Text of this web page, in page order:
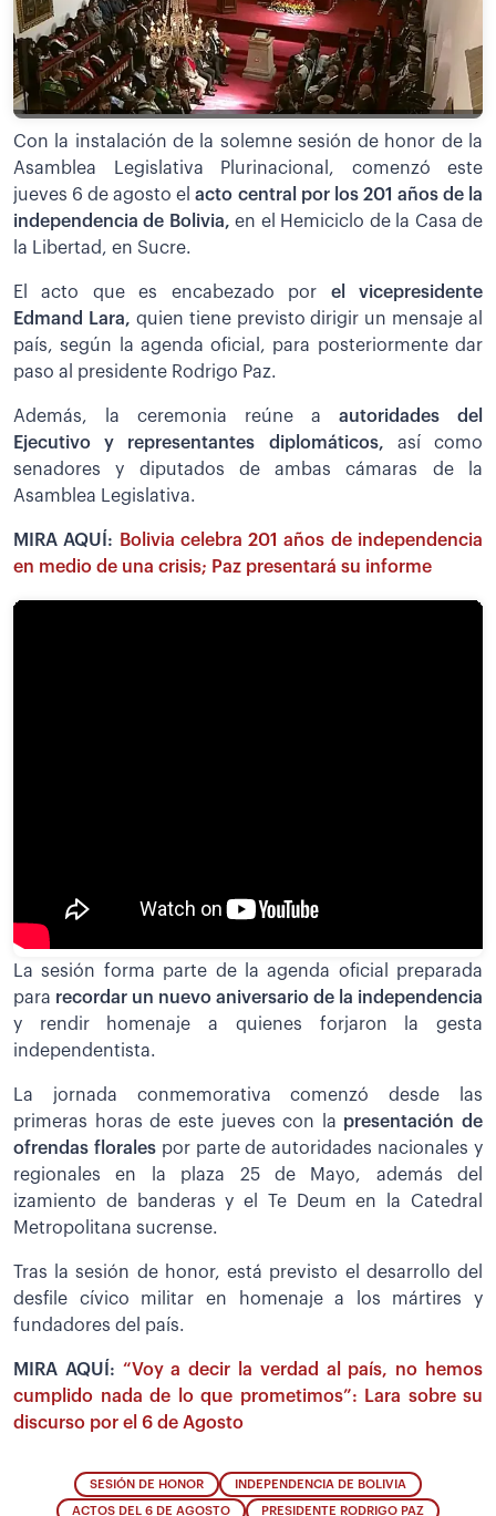
Con la instalación de la solemne sesión de honor de la
Asamblea Legislativa Plurinacional, comenzó este
jueves 6 de agosto el acto central por los 201 años de la
independencia de Bolivia,en el Hemiciclo de la Casa de
la Libertad, en Sucre.
El acto que es encabezado por el vicepresidente
Edmand Lara, quien tiene previsto dirigir un mensaje al
país, según la agenda oficial, para posteriormente dar
paso al presidente Rodrigo Paz.
Además, la ceremonia reúne a autoridades del
Ejecutivo y representantes diplomáticos, así como
senadores y diputados de ambas cámaras de la
Asamblea Legislativa.
MIRA AQUÍ:
Bolivia celebra 201 años de independencia
en medio de una crisis; Paz presentará su informe
La sesión forma parte de la agenda oficial preparada
para recordar un nuevo aniversario de la independencia
y rendir homenaje a quienes forjaron la gesta
independentista.
La jornada conmemorativa comenzó desde las
primeras horas de este jueves con la presentación de
ofrendas florales por parte de autoridades nacionales y
regionales en la plaza 25 de Mayo, además del
izamiento de banderas y el Te Deum en la Catedral
Metropolitana sucrense.
Tras la sesión de honor, está previsto el desarrollo del
desfile cívico militar en homenaje a los mártires y
fundadores del país.
MIRA AQUÍ: “Voy a decir la verdad al país, no hemos
cumplido nada de lo que prometimos”: Lara sobre su
discurso por el 6 de Agosto
SESIÓN DE HONOR INDEPENDENCIA DE BOLIVIA
ACTOS DEL 6 DE AGOSTO PRESIDENTE RODRIGO PAZ